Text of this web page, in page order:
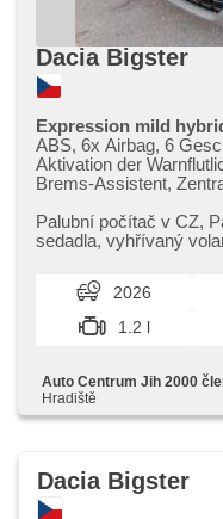
Dacia Bigster
Expression mild
ABS, 6x Airbag, 6
Aktivation der
Brems-Assistent,
Vorderscheiben, El.
Handgetriebe,
Lenkrad einstellbar,
Servolenkung,
(ASR),
(ESP), starten per
Außenthermometer,
beheizte Lenkrad,
denní svícení, asistent
free, Fahrkamera,
Apple CarPlay,
Palubní počítač v CZ,​
sedadla,​ vyhřívaný
2026
1.2 l
Auto Centrum Jih 2000
Hradiště
Dacia Bigster